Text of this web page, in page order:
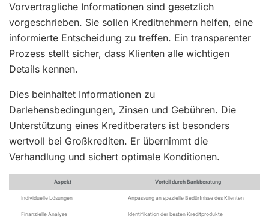
Vorvertragliche Informationen sind gesetzlich
vorgeschrieben. Sie sollen Kreditnehmern helfen, eine
informierte Entscheidung zu treffen. Ein transparenter
Prozess stellt sicher, dass Klienten alle wichtigen
Details kennen.
Dies beinhaltet Informationen zu
Darlehensbedingungen, Zinsen und Gebühren. Die
Unterstützung eines Kreditberaters ist besonders
wertvoll bei Großkrediten. Er übernimmt die
Verhandlung und sichert optimale Konditionen.
Aspekt Vorteil durch Bankberatung
Individuelle Lösungen Anpassung an spezielle Bedürfnisse des Klienten
Finanzielle Analyse Identifikation der besten Kreditprodukte